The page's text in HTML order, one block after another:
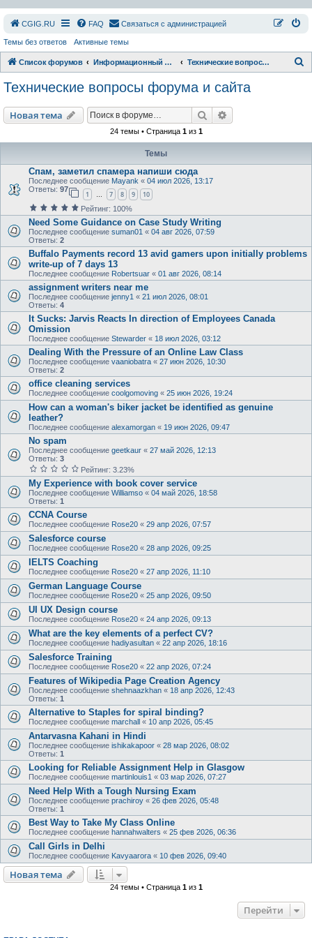
СGIG.RU FAQ Связаться с администрацией
Темы без ответов Активные темы
Список форумов Информационный раздел Технические вопросы форума и сайта
Технические вопросы форума и сайта
Новая тема Поиск
24 темы • Страница 1из 1
Темы
Спам, заметил спамера напиши сюда
Последнее сообщение Mayank « 04 июл 2026, 13:17
Ответы: 97
1 … 7 8 9 10
Рейтинг: 100%
Need Some Guidance on Case Study Writing
Последнее сообщение suman01 « 04 авг 2026, 07:59
Ответы: 2
Buffalo Payments record 13 avid gamers upon initially problems
write-up of 7 days 13
Последнее сообщение Robertsuar « 01 авг 2026, 08:14
assignment writers near me
Последнее сообщение jenny1 « 21 июл 2026, 08:01
Ответы: 4
It Sucks: Jarvis Reacts In direction of Employees Canada
Omission
Последнее сообщение Stewarder « 18 июл 2026, 03:12
Dealing With the Pressure of an Online Law Class
Последнее сообщение vaaniobatra « 27 июн 2026, 10:30
Ответы: 2
office cleaning services
Последнее сообщение coolgomoving « 25 июн 2026, 19:24
How can a woman's biker jacket be identified as genuine
leather?
Последнее сообщение alexamorgan « 19 июн 2026, 09:47
No spam
Последнее сообщение geetkaur « 27 май 2026, 12:13
Ответы: 3
Рейтинг: 3.23%
My Experience with book cover service
Последнее сообщение Williamso « 04 май 2026, 18:58
Ответы: 1
CCNA Course
Последнее сообщение Rose20 « 29 апр 2026, 07:57
Salesforce course
Последнее сообщение Rose20 « 28 апр 2026, 09:25
IELTS Coaching
Последнее сообщение Rose20 « 27 апр 2026, 11:10
German Language Course
Последнее сообщение Rose20 « 25 апр 2026, 09:50
UI UX Design course
Последнее сообщение Rose20 « 24 апр 2026, 09:13
What are the key elements of a perfect CV?
Последнее сообщение hadiyasultan « 22 апр 2026, 18:16
Salesforce Training
Последнее сообщение Rose20 « 22 апр 2026, 07:24
Features of Wikipedia Page Creation Agency
Последнее сообщение shehnaazkhan « 18 апр 2026, 12:43
Ответы: 1
Alternative to Staples for spiral binding?
Последнее сообщение marchall « 10 апр 2026, 05:45
Antarvasna Kahani in Hindi
Последнее сообщение ishikakapoor « 28 мар 2026, 08:02
Ответы: 1
Looking for Reliable Assignment Help in Glasgow
Последнее сообщение martinlouis1 « 03 мар 2026, 07:27
Need Help With a Tough Nursing Exam
Последнее сообщение prachiroy « 26 фев 2026, 05:48
Ответы: 1
Best Way to Take My Class Online
Последнее сообщение hannahwalters « 25 фев 2026, 06:36
Call Girls in Delhi
Последнее сообщение Kavyaarora « 10 фев 2026, 09:40
Новая тема
24 темы • Страница 1из 1
Перейти